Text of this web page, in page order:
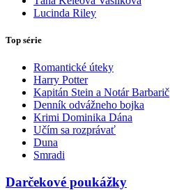
Lucinda Riley
Top série
Romantické úteky
Harry Potter
Kapitán Stein a Notár Barbarič
Denník odvážneho bojka
Krimi Dominika Dána
Učím sa rozprávať
Duna
Smradi
Darčekové poukážky